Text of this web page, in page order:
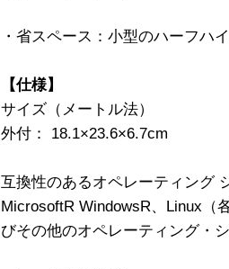
・省スペース：小型のハーフハ
【仕様】
サイズ（メートル法）
外付： 18.1×23.6×6.7cm
互換性のあるオペレーティング
MicrosoftR WindowsR、Linux（
びその他のオペレーティング・